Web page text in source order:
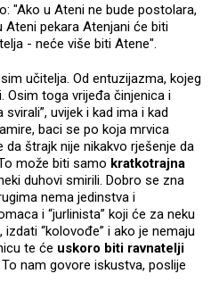
"Ako u Ateni ne bude postolara,
Ateni pekara Atenjani će biti
- neće više biti Atene".
učitelja. Od entuzijazma, kojeg
Osim toga vrijeđa činjenica i
uvijek i kad ima i kad
baci se po koja mrvica
štrajk nije nikakvo rješenje da
može biti samo kratkotrajna
duhovi smirili. Dobro se zna
nema jedinstva i
i “jurlinista” koji će za neku
“kolovođe” i ako je nemaju
te će uskoro biti ravnatelji
To nam govore iskustva, poslije